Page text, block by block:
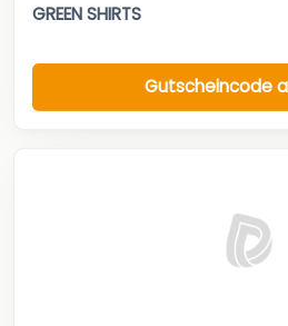
GREEN SHIRTS
Gutscheincode